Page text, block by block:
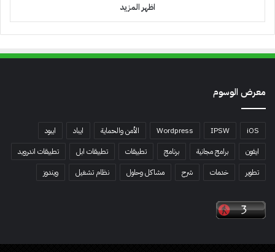
اظهر المزيد
معرض الوسوم
iOS
IPSW
Wordpress الأمن والحماية ايباد
ايبود
ايفون
برامج مجانية برنامج تطبيقات تطبيقات ابل
تطبيقات اندرويد
تطوير
خدمات شرح مشاكل وحلول نظام تشغيل ويندوز